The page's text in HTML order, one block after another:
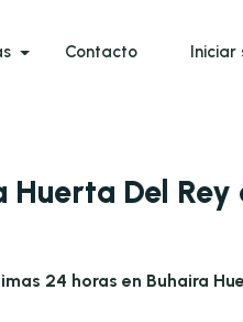
Contacto Iniciar
Huerta Del
24 horas en Buhaira